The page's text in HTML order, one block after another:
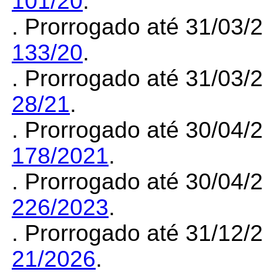
. Prorrogado até 31/03/
133/20.
. Prorrogado até 31/03/
28/21.
. Prorrogado até 30/04/
178/2021.
. Prorrogado até 30/04/
226/2023.
. Prorrogado até 31/12/
21/2026.